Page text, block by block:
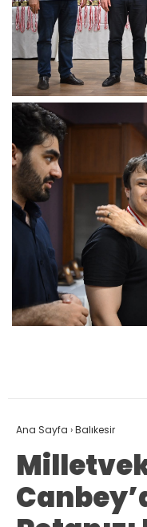
Ana Sayfa ›Balıkesir